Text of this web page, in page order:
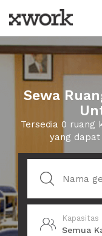
Sewa
Tersedia 0 ruang
yang dapat
Kapasitas
Semua